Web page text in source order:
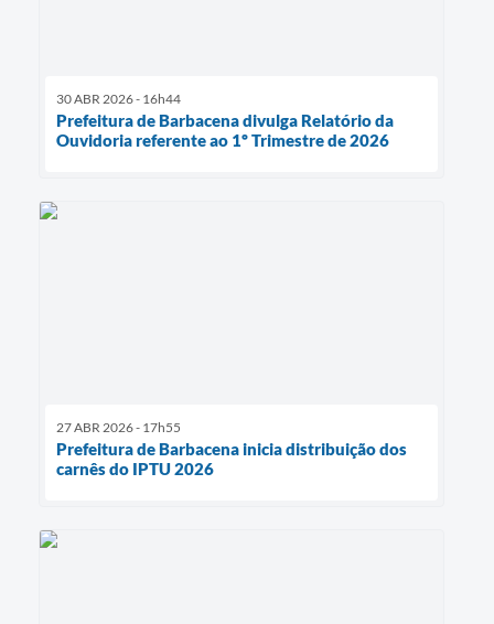
30 ABR 2026 - 16h44
Prefeitura de Barbacena divulga Relatório da
Ouvidoria referente ao 1º Trimestre de 2026
27 ABR 2026 - 17h55
Prefeitura de Barbacena inicia distribuição dos
carnês do IPTU 2026